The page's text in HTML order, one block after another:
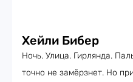
Хейли Бибер
Ночь. Улица. Гирлянда.
точно не замёрзнет. Но